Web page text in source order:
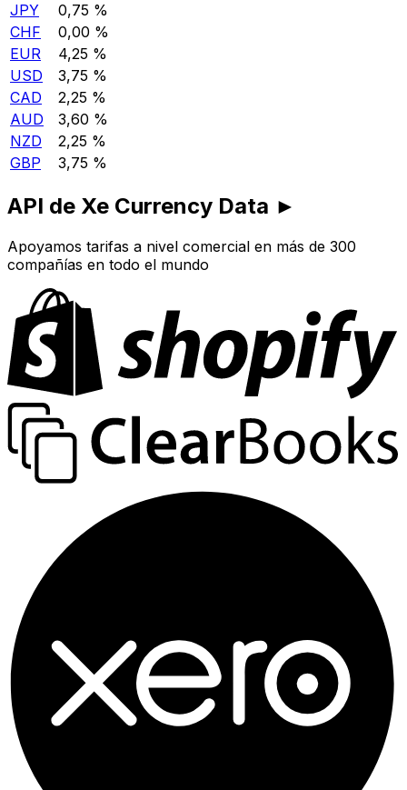
JPY
0,75 %
CHF
0,00 %
EUR
4,25 %
USD
3,75 %
CAD
2,25 %
AUD
3,60 %
NZD
2,25 %
GBP
3,75 %
API de Xe Currency Data ►
Apoyamos tarifas a nivel comercial en más de 300
compañías en todo el mundo